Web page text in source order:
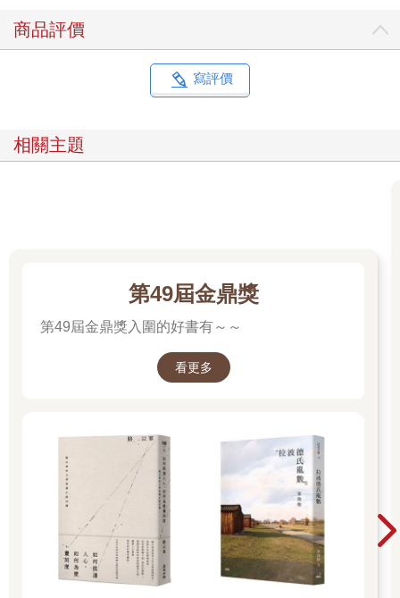
商品評價
寫評價
相關主題
第49屆金鼎獎
第49屆金鼎獎入圍的好書有～～
看更多